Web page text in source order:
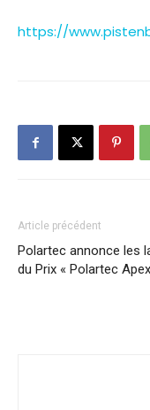
https://
Article précédent
Polartec annonce les
du Prix « Polartec